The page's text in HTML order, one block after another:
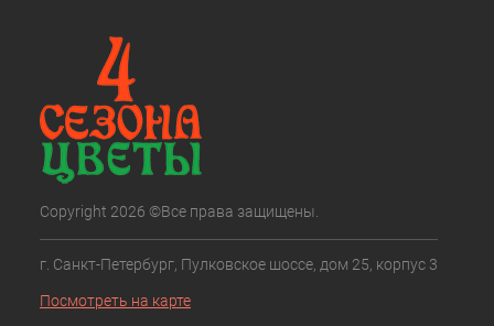
Copyright 2026 ©Все права защищены.
г. Санкт-Петербург, Пулковское шоссе, дом 25, корпус 3
Посмотреть на карте